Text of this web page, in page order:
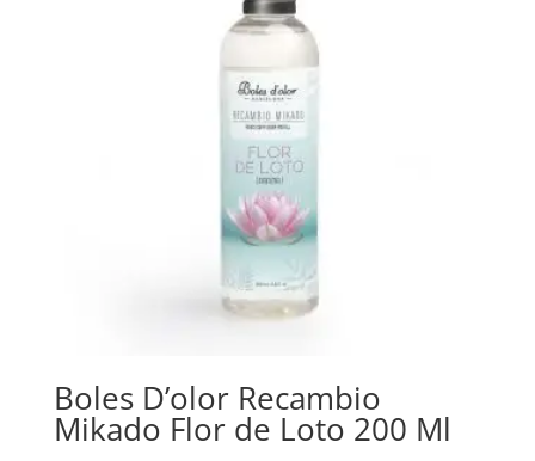
Boles D’olor Recambio
Mikado Flor de Loto 200 Ml